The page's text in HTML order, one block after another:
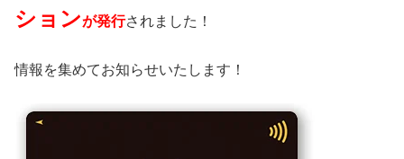
ションが発行されました！
情報を集めてお知らせいたします！